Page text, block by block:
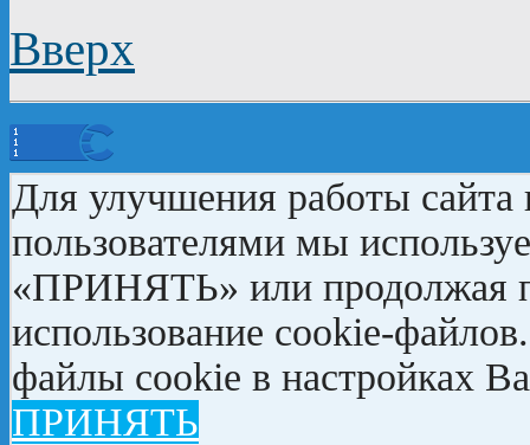
Вверх
Для улучшения работы сайта
пользователями мы
«ПРИНЯТЬ» или продолжая
использование cookie-
файлы cookie в настройках
ПРИНЯТЬ